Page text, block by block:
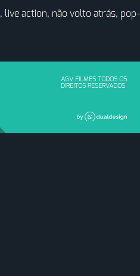
, live action, não volto atrás, pop-
AGV FILMES TODOS OS
DIREITOS RESERVADOS